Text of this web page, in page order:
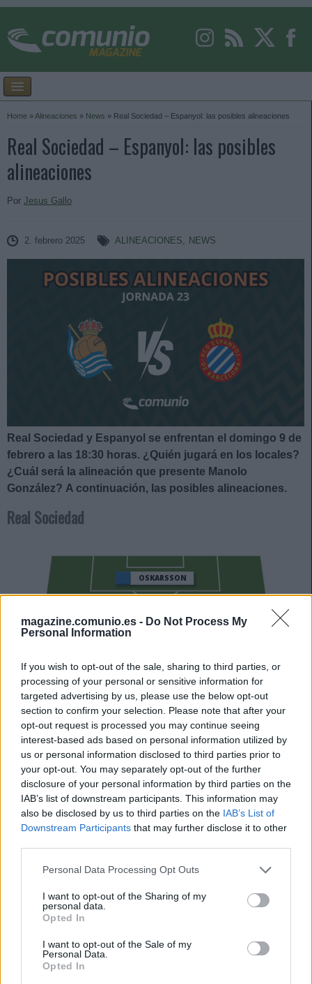
magazine.comunio.es - Do Not Process My
Personal Information
If you wish to opt-out of the sale, sharing to third parties, or
processing of your personal or sensitive information for
targeted advertising by us, please use the below opt-out
section to confirm your selection. Please note that after your
opt-out request is processed you may continue seeing
interest-based ads based on personal information utilized by
us or personal information disclosed to third parties prior to
your opt-out. You may separately opt-out of the further
disclosure of your personal information by third parties on the
IAB’s list of downstream participants. This information may
also be disclosed by us to third parties on the IAB’s List of
Downstream Participants that may further disclose it to other
Please note that this website/app uses one or more Google
not limited to your visit or usage behaviour. You may click to
grant or deny consent to Google and its third-party tags to
use your data for below specified purposes in below Google
consent section.
Personal Data Processing Opt Outs
I want to opt-out of the Sharing of my
personal data.
Opted In
I want to opt-out of the Sale of my
Personal Data.
Opted In
Home »Alineaciones » News » Real Sociedad – Espanyol: las posibles alineaciones
Real Sociedad – Espanyol: las posibles
alineaciones
Por Jesus Gallo
2. febrero 2025 ALINEACIONES, NEWS
Real Sociedad y Espanyol se enfrentan el domingo 9 de
febrero a las 18:30 horas. ¿Quién jugará en los locales?
¿Cuál será la alineación que presente Manolo
González? A continuación, las posibles alineaciones.
Real Sociedad
REMIRO
ARAMBURU
SERGIO GOMEZ
ZUBELDIA
TURRIENTES
CARLOS SOLER
KUBO
OSKARSSON
: Traoré.
Estos jugadores son duda : Odriozola, Zubeldia.
cambios tras la mala racha del equipo, principalmente en el
centro de campo y ataque. Zubeldia es duda en defensa y